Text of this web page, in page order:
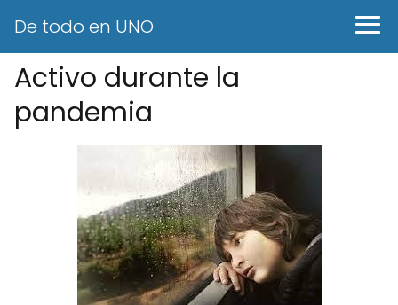
De todo en UNO
Activo durante la
pandemia